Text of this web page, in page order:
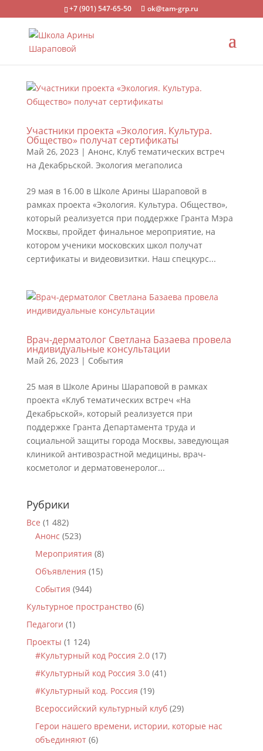
+7 (901) 547-65-50 ok@tam-grp.ru
Участники проекта «Экология. Культура.
Общество» получат сертификаты
Май 26, 2023 | Анонс, Клуб тематических встреч
на Декабрьской. Экология мегаполиса
29 мая в 16.00 в Школе Арины Шараповой в
рамках проекта «Экология. Культура. Общество»,
который реализуется при поддержке Гранта Мэра
Москвы, пройдет финальное мероприятие, на
котором ученики московских школ получат
сертификаты и видеовизитки. Наш спецкурс...
Врач-дерматолог Светлана Базаева провела
индивидуальные консультации
Май 26, 2023 | События
25 мая в Школе Арины Шараповой в рамках
проекта «Клуб тематических встреч «На
Декабрьской», который реализуется при
поддержке Гранта Департамента труда и
социальной защиты города Москвы, заведующая
клиникой антивозрастной медицины, врач-
косметолог и дерматовенеролог...
Рубрики
Все (1 482)
Анонс (523)
Мероприятия (8)
Объявления (15)
События (944)
Культурное пространство(6)
Педагоги (1)
Проекты (1 124)
#Культурный код Россия 2.0(17)
#Культурный код Россия 3.0(41)
#Культурный код. Россия (19)
Всероссийский культурный клуб(29)
Герои нашего времени, истории, которые нас
объединяют(6)